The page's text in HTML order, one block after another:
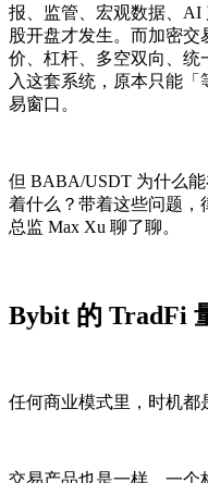
报、监管、宏观数据、AI
股开盘才发生。而加密
价、杠杆、多空双向、统
入这套系统，原本只能
易窗口。
但 BABA/USDT 为什么
着什么？带着这些问题，
总监 Max Xu 聊了聊。
Bybit 的 TradFi
任何商业模式里，时机都
交易产品也是一样。一个